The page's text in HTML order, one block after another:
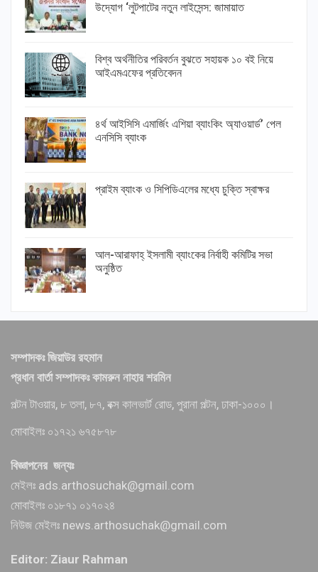
উদ্যোগ ‘লুটপাটের নতুন লাইসেন্স: জামায়াত
বিশ্ব অর্থনীতির পরিবর্তন বুঝতে সহায়ক ১০ বই নিয়ে
আইএমএফের প্রতিবেদন
৪র্থ আইসিসি এমার্জিং এশিয়া ব্যাংকিং অ্যাওয়ার্ড’ পেল
এনসিসি ব্যাংক
প্রাইম ব্যাংক ও সিপিডিএলের মধ্যে চুক্তি স্বাক্ষর
আল-আরাফাহ্ ইসলামী ব্যাংকের নির্বাহী কমিটির সভা
অনুষ্ঠিত
সম্পাদকঃ জিয়াউর রহমান
প্রধান বার্তা সম্পাদকঃ কামরুন নাহার শরমিন
পল্টন টাওয়ার, ৮ তলা, ৮৭, বক্স কালভার্ট রোড, পুরানা পল্টন, ঢাকা-১০০০।
মোবাইলঃ ০১৭২১ ৬৭৫৮৭৮
বিজ্ঞাপনের জন্যঃ
মেইলঃ ads.arthosuchak@gmail.com
মোবাইলঃ ০১৮৭১ ০১৭০২৪
নিউজ মেইলঃ news.arthosuchak@gmail.com
Editor: Ziaur Rahman